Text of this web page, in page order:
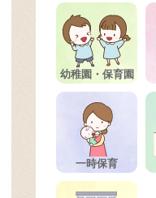
幼稚園・保育園
一時保育